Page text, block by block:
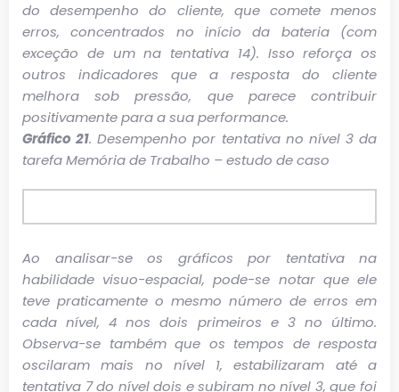
do desempenho do cliente, que comete menos
erros, concentrados no início da bateria (com
exceção de um na tentativa 14). Isso reforça os
outros indicadores que a resposta do cliente
melhora sob pressão, que parece contribuir
positivamente para a sua performance.
Gráfico 21. Desempenho por tentativa no nível 3 da
tarefa Memória de Trabalho – estudo de caso
Ao analisar-se os gráficos por tentativa na
habilidade visuo-espacial, pode-se notar que ele
teve praticamente o mesmo número de erros em
cada nível, 4 nos dois primeiros e 3 no último.
Observa-se também que os tempos de resposta
oscilaram mais no nível 1, estabilizaram até a
tentativa 7 do nível dois e subiram no nível 3, que foi